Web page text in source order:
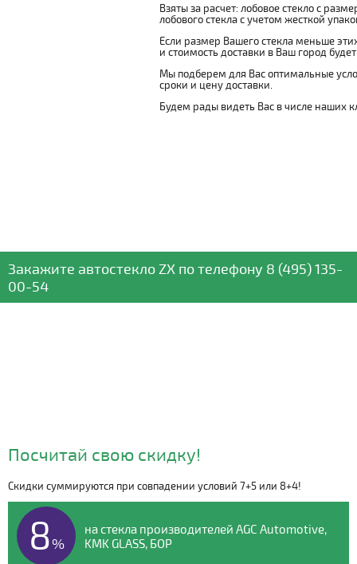
Взяты за расчет: лобовое стекло с
лобового стекла с учетом жесткой
Если размер Вашего стекла меньше
и стоимость доставки в Ваш город
Мы подберем для Вас оптимальные
сроки и цену доставки.
Будем рады видеть Вас в числе наших
Закажите автостекло ZX по телефону 8 (495) 135-
00-54
Видео о компании
Посчитай свою скидку!
Скидки суммируются при совпадении условий 7+5 или 8+4!
8%
на стекла производителей AGC Automotive,
KMK GLASS, БОР